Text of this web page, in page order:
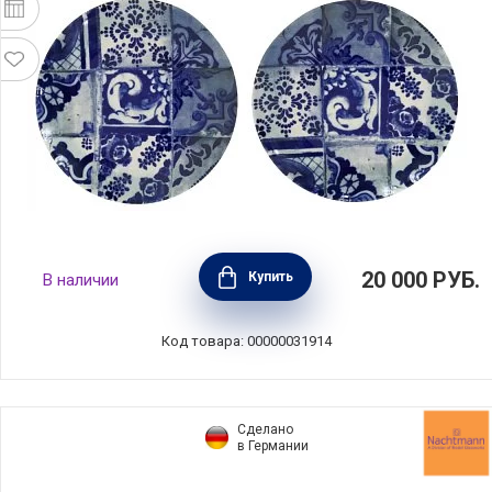
Набор из 4 тарелок Lisboa 22 см, керамика,
цвет синий, Costa Nova, Португалия, COPS03-
BLT(COPS03-02013C)
В наличии Купить 20 000 РУБ.
Код товара: 00000031914
Сделано
в Германии